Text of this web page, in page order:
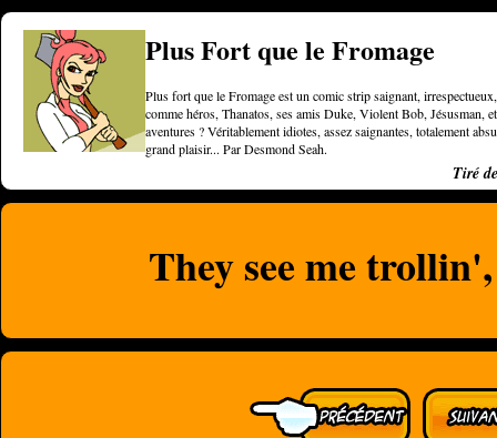
Plus Fort que le Fromage
Plus fort que le Fromage est un comic strip saignant,
comme héros, Thanatos, ses amis Duke, Violent Bob, Jésusman,
aventures ? Véritablement idiotes, assez saignantes, totalement
grand plaisir... Par Desmond Seah.
Tiré
They see me